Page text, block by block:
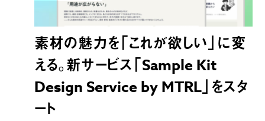
素材の魅力を「これが欲しい」に変
える。新サービス「Sample Kit
Design Service by MTRL」をスタ
ート